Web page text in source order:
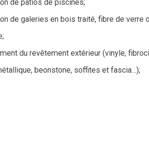
de patios de piscines;
de galeries en bois traité, fibre de verre
du revêtement extérieur (vinyle,
beonstone, soffites et fascia…);